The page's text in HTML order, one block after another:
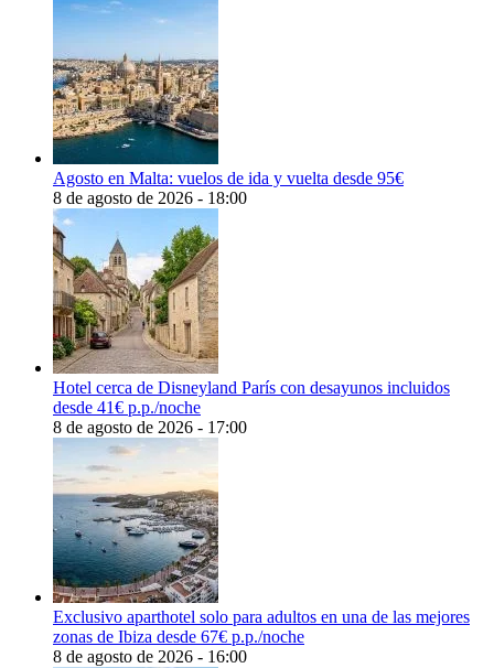
Agosto en Malta: vuelos de ida y vuelta desde 95€
8 de agosto de 2026 - 18:00
Hotel cerca de Disneyland París con desayunos incluidos
desde 41€ p.p./noche
8 de agosto de 2026 - 17:00
Exclusivo aparthotel solo para adultos en una de las mejores
zonas de Ibiza desde 67€ p.p./noche
8 de agosto de 2026 - 16:00